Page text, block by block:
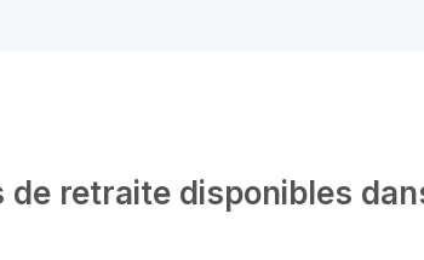
de retraite disponibles